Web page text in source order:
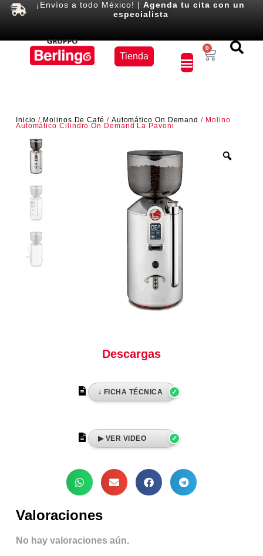
¡Envíos a todo México! |Agenda tu cita con un
especialista
Tienda
0
Inicio / Molinos De Café / Automático On Demand / Molino
Automático Cilindro On Demand La Pavoni
Descargas
Valoraciones
No hay valoraciones aún.